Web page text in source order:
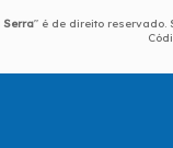
Serra" é de direito reservado.